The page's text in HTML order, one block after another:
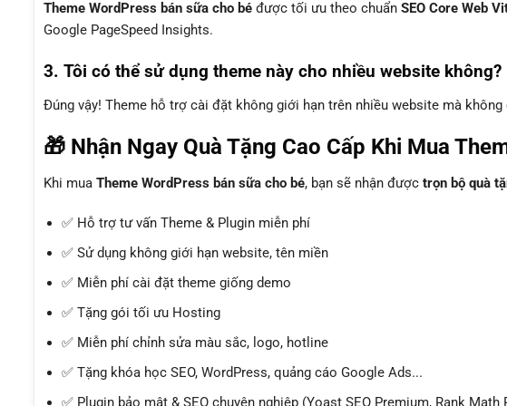
Theme WordPress bán sữa cho bé được tối ưu theo chuẩn SEO Core Web
Google PageSpeed Insights.
3. Tôi có thể sử dụng theme này cho nhiều website không?
Đúng vậy! Theme hỗ trợ cài đặt không giới hạn trên nhiều website mà không
🎁 Nhận Ngay Quà Tặng Cao Cấp Khi Mua
Khi mua Theme WordPress bán sữa cho bé, bạn sẽ nhận được trọn bộ quà
✅ Hỗ trợ tư vấn Theme & Plugin miễn phí
✅ Sử dụng không giới hạn website, tên miền
✅ Miễn phí cài đặt theme giống demo
✅ Tặng gói tối ưu Hosting
✅ Miễn phí chỉnh sửa màu sắc, logo, hotline
✅ Tặng khóa học SEO, WordPress, quảng cáo Google Ads...
✅ Plugin bảo mật & SEO chuyên nghiệp (Yoast SEO Premium, Rank Math